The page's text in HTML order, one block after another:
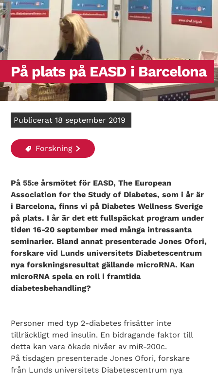
På plats på EASD i Barcelona
Publicerat 18 september 2019
Forskning
På 55:e årsmötet för EASD, The European
Association for the Study of Diabetes, som i år är
i Barcelona, finns vi på Diabetes Wellness Sverige
på plats. I år är det ett fullspäckat program under
tiden 16-20 september med många intressanta
seminarier. Bland annat presenterade Jones Ofori,
forskare vid Lunds universitets Diabetescentrum
nya forskningsresultat gällande microRNA. Kan
microRNA spela en roll i framtida
diabetesbehandling?
Personer med typ 2-diabetes frisätter inte
tillräckligt med insulin. En bidragande faktor till
detta kan vara ökade nivåer av miR-200c.
På tisdagen presenterade Jones Ofori, forskare
från Lunds universitets Diabetescentrum nya